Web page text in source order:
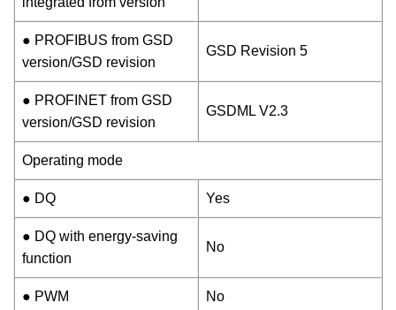
● PROFIBUS from GSD
version/GSD revision
GSD Revision 5
● PROFINET from GSD
version/GSD revision
GSDML V2.3
Operating mode
● DQ Yes
● DQ with energy-saving
function
No
● PWM No